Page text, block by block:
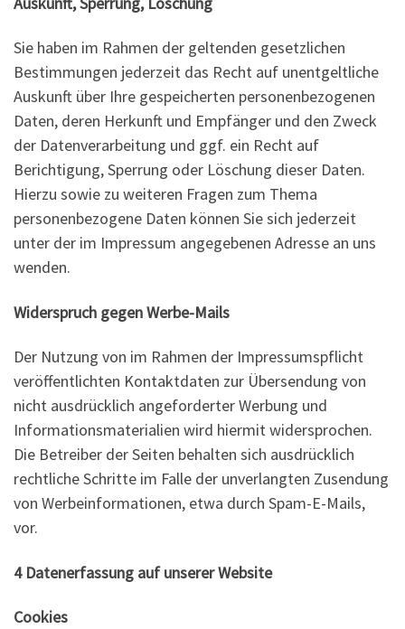
Sie haben im Rahmen der geltenden gesetzlichen
Bestimmungen jederzeit das Recht auf unentgeltliche
Auskunft über Ihre gespeicherten personenbezogenen
Daten, deren Herkunft und Empfänger und den Zweck
der Datenverarbeitung und ggf. ein Recht auf
Berichtigung, Sperrung oder Löschung dieser Daten.
Hierzu sowie zu weiteren Fragen zum Thema
personenbezogene Daten können Sie sich jederzeit
unter der im Impressum angegebenen Adresse an uns
wenden.
Widerspruch gegen Werbe-Mails
Der Nutzung von im Rahmen der Impressumspflicht
veröffentlichten Kontaktdaten zur Übersendung von
nicht ausdrücklich angeforderter Werbung und
Informationsmaterialien wird hiermit widersprochen.
Die Betreiber der Seiten behalten sich ausdrücklich
rechtliche Schritte im Falle der unverlangten Zusendung
von Werbeinformationen, etwa durch Spam-E-Mails,
vor.
4 Datenerfassung auf unserer Website
Cookies